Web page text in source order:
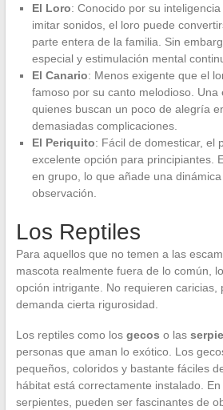
El Loro: Conocido por su
imitar sonidos, el loro puede
parte entera de la familia. Sin
especial y estimulación mental
El Canario: Menos exigente que el
famoso por su canto melodioso. Una
quienes buscan un poco de alegría
demasiadas complicaciones.
El Periquito: Fácil de domesticar, el
excelente opción para principiantes.
en grupo, lo que añade una
observación.
Los Reptiles
Para aquellos que no temen a las
mascota realmente fuera de lo común,
opción intrigante. No requieren caricias,
demanda cierta rigurosidad.
Los reptiles como los gecos o las
personas que aman lo exótico. Los
pequeños, coloridos y bastante fáciles
hábitat está correctamente instalado.
serpientes, pueden ser fascinantes de